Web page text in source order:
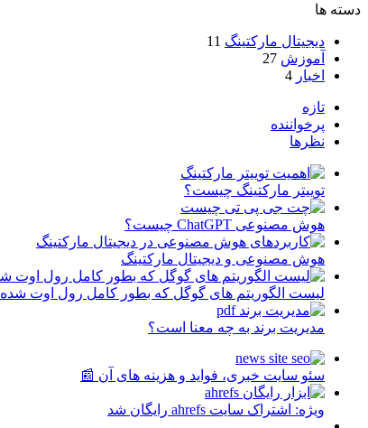
آموزش
دسته ها
دیجیتال مارکتینگ 11
آموزش 27
اخبار 4
تازه
پرخواننده
نظرها
توییتر مارکتینگ چیست؟
هوش مصنوعی ChatGPT چیست؟
هوش مصنوعی و دیجیتال مارکتینگ
لیست الگوریتم های گوگل که بطور کامل رول اوت شده
مدیریت برند به چه معنا است؟
سئو سایت خبری، فواید و هزینه های آن 📰
ویژه: اشتراک سایت ahrefs رایگان شد